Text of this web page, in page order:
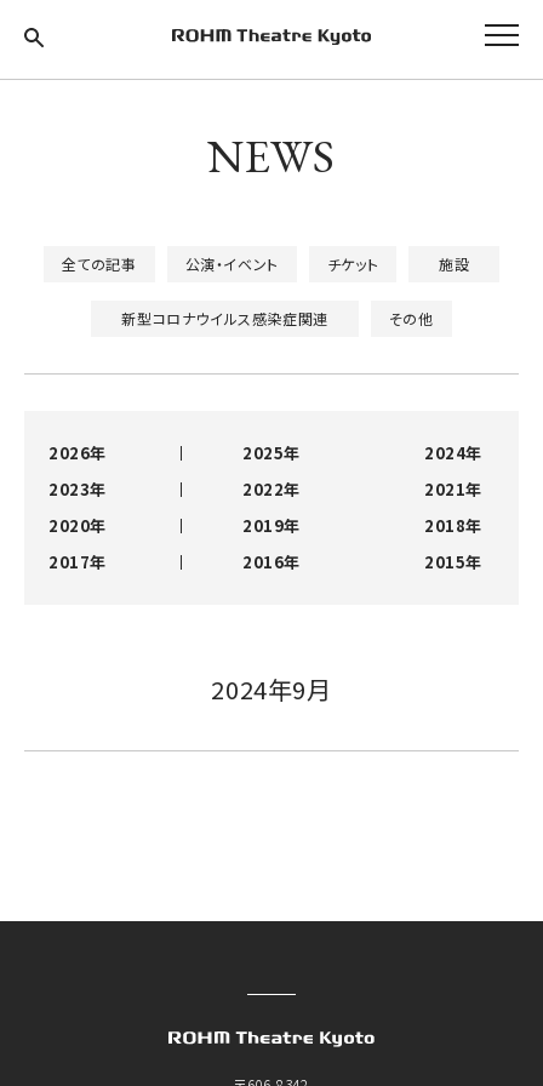
NEWS
全ての記事 公演・イベント チケット 施設
新型コロナウイルス感染症関連 その他
2026年 2025年
2024年
2023年
2022年
2021年
2020年
2019年
2018年
2017年
2016年 2015年
2024年9月